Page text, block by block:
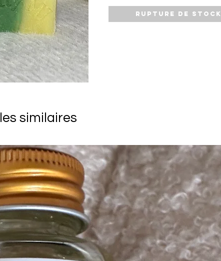
très coquette et pratique.
Rupture de stock
similaires